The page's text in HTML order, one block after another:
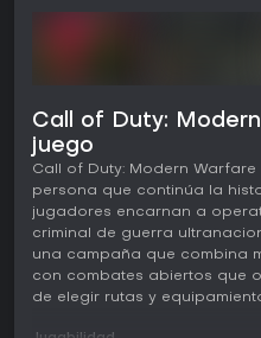
Call of Duty:
juego
Call of Duty: Modern
persona que continúa la
jugadores encarnan a
criminal de guerra
una campaña que combina
con combates abiertos que
de elegir rutas y